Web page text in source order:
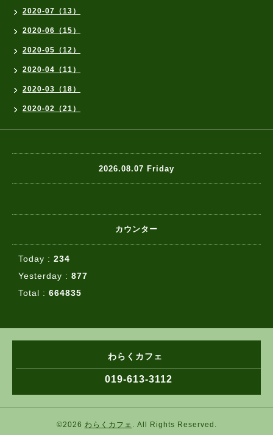
2020-07（13）
2020-06（15）
2020-05（12）
2020-04（11）
2020-03（18）
2020-02（21）
2026.08.07 Friday
カウンター
Today : 234
Yesterday : 877
Total : 664835
わらくカフェ
019-613-3112
©2026 わらくカフェ . All Rights Reserved.